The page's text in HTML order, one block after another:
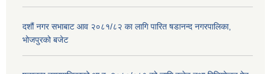
दशौं नगर सभाबाट आव २०८१/८२ का लागि पारित षडानन्द नगरपालिका,
भोजपुरको बजेट